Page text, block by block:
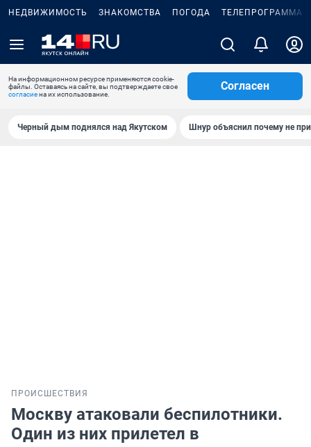
НЕДВИЖИМОСТЬ ЗНАКОМСТВА ПОГОДА ТЕЛЕПРОГРАММА
На информационном ресурсе применяются cookie-
файлы. Оставаясь на сайте, вы подтверждаете свое
согласиена их использование.
Согласен
Черный дым поднялся над Якутском Шнур объяснил почему не
ПРОИСШЕСТВИЯ
Москву атаковали беспилотники.
Один из них прилетел в